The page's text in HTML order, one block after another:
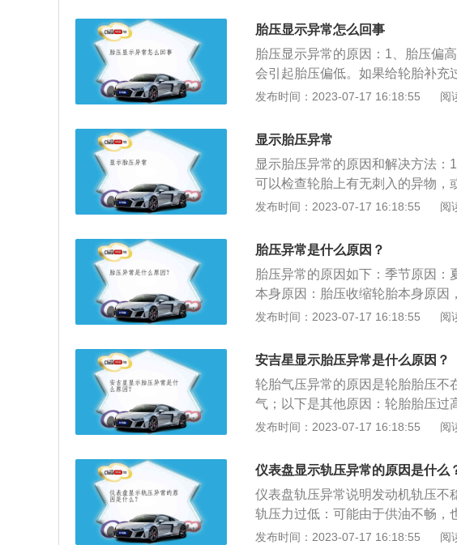
下，有必要去4S店更换轮胎压力
压会膨胀；冬季气温较低，汽车胎
题：当轮胎使用一段时间后，轮胎
外泄，最终导致胎压下降，导致胎
5、没有重置车辆的胎压模块：如
低：如果轮胎漏气或者长时间停放
者长时间开车，很容易造成胎压高
果轮胎漏气，您可能需要根据情况
车制动效果和驾驶的舒适性，使轮
地面的附着面积增大，车辆耗油上
易产生爆胎，使轮胎胎体变大，
轮胎磨损。
胎压显示异常怎么回事
胎压显示异常的原因：1、胎压偏
会引起胎压偏低。如果给轮胎补充
偏高或者偏低，都会引起轮胎压力
一段时间后，轮胎老化导致轮胎的
终引起胎压下降，造成轮胎压力
感器故障，当拆装轮胎或者有发生
导致轮胎压力异常；解决方法：
以后，胎压模块未进行重置；解决
周长会变短，四只轮胎有一只胎压
发布时间：2023-07-17 16:18:55 阅
显示胎压异常
显示胎压异常的原因和解决方法：
可以检查轮胎上有无刺入的异物，
不严重，可以缓慢行驶到最近的专
ar；增强型轮胎的胎压在2.8-
压过高时也会触发胎压监测灯亮。
压，平时对过高的胎压进行调整
胎压行车时间过长：如果某个轮胎
压升高，也会使得胎压监测报警，
增加等，其次应避免过长时间行车
胎压变低：久未加气的轮胎胎压往
久未加气的胎压变低，应定时检查
充气口相连，如果在行驶中轮胎被
坏，应尽快到专业维修点更换胎压
致会导致胎压监测报警。例如，之
下高速胎压就变成2.4bar，胎压灯
易受周围环境的影响，在热胀冷缩
发布时间：2023-07-17 16:18:55 阅
胎压异常是什么原因？
胎压异常的原因如下：季节原因
本身原因：胎压收缩轮胎本身原因
会少量泄露。胎压过高胎面中间会
脏，发动机的损坏将导致汽车生命
低对汽车的性能和动力有着重要的
发布时间：2023-07-17 16:18:55 阅
安吉星显示胎压异常是什么原因？
轮胎气压异常的原因是轮胎胎压不
气；以下是其他原因：轮胎胎压过
压异常的原因是：轮胎被扎，导致
高，汽车胎压会膨胀，冬季气温较
要靠自身的气压原因，时间过长，
发布时间：2023-07-17 16:18:55 阅
仪表盘显示轨压异常的原因是什么
仪表盘轨压异常说明发动机轨压不
轨压力过低：可能由于供油不畅，
随其他故障出现。油轨压力过高：
发布时间：2023-07-17 16:18:55 阅